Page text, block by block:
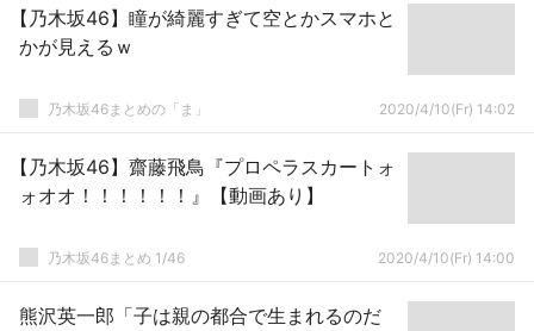
【乃木坂46】瞳が綺麗すぎて空とかスマホと
かが見えるｗ
乃木坂46まとめの「ま」 2020/4/10(Fr) 14:02
【乃木坂46】齋藤飛鳥『プロペラスカートォ
ォオオ！！！！！！』【動画あり】
乃木坂46まとめ 1/46 2020/4/10(Fr) 14:00
熊沢英一郎「子は親の都合で生まれるのだ